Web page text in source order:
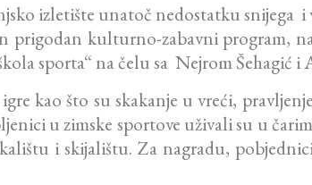
izletište unatoč nedostatku snijega i
prigodan kulturno-zabavni program,
sporta“ na čelu sa Nejrom Šehagić i
kao što su skakanje u vreći, pravljenje
u zimske sportove uživali su u
i skijalištu. Za nagradu,